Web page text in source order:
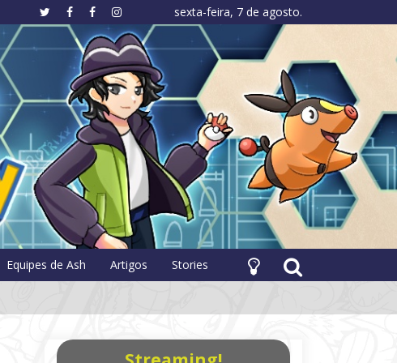
sexta-feira, 7 de agosto.
Equipes de Ash Artigos Stories